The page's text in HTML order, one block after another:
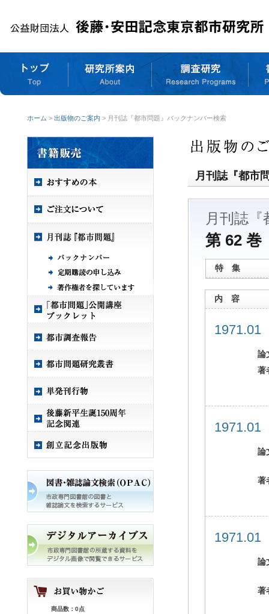
ホーム > 出版物のご案内 > 月刊誌『都市問題』バックナンバー検索
商品数：0点
月刊誌『都市
月刊誌『
第 62
特 集
内 容
論
著
論
著
論
著